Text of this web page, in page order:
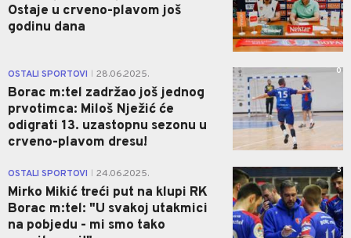
Ostaje u crveno-plavom još
godinu dana
OSTALI SPORTOVI 28.06.2025.
Borac m:tel zadržao još jednog
prvotimca: Miloš Nježić će
odigrati 13. uzastopnu sezonu u
crveno-plavom dresu!
0
OSTALI SPORTOVI 24.06.2025.
Mirko Mikić treći put na klupi RK
Borac m:tel: "U svakoj utakmici
na pobjedu - mi smo tako
5